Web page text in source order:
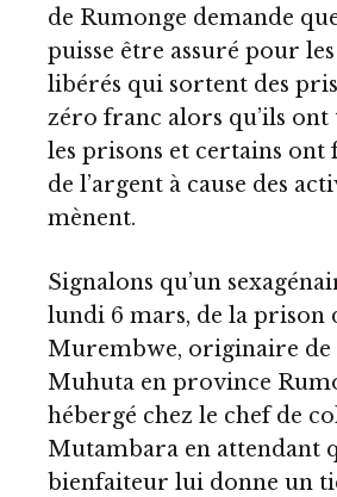
de Rumonge demande
puisse être assuré pour
libérés qui sortent des
zéro franc alors qu’ils
les prisons et certains
de l’argent à cause des
mènent.
Signalons qu’un
lundi 6 mars, de la prison
Murembwe, originaire de
Muhuta en province
hébergé chez le chef de
Mutambara en attendant
bienfaiteur lui donne un